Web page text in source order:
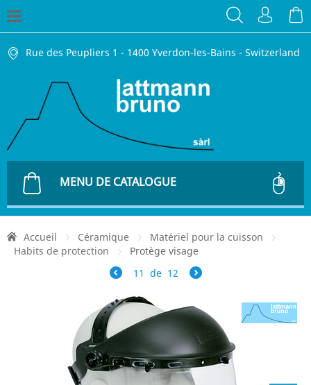
Rue des Peupliers 1 - 1400 Yverdon-les-Bains - Switzerland
MENU DE CATALOGUE
Accueil Céramique
Matériel pour la cuisson
Habits de protection
Protège visage
11 de 12